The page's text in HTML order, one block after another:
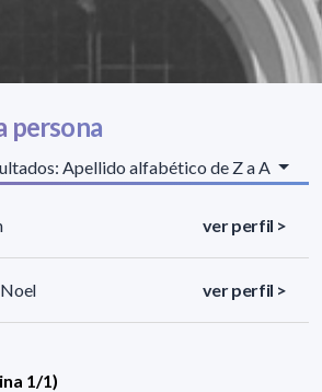
persona
Apellido alfabético de Z a A
ver perfil >
ver perfil >
1/1)